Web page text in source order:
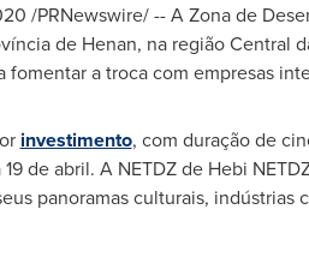
/PRNewswire/ -- A Zona de
de Henan, na região Central
a troca com empresas
investimento, com duração de
de abril. A NETDZ de Hebi
panoramas culturais,